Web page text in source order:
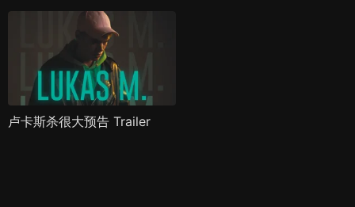
卢卡斯杀很大预告 Trailer